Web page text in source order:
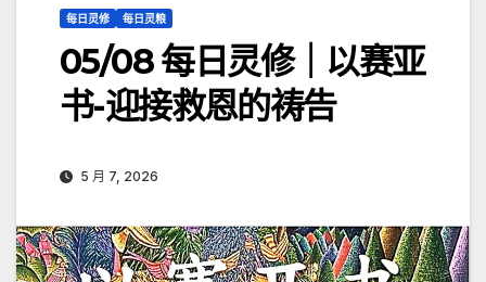
每日灵修 每日灵粮
05/08 每日灵修｜以赛亚
书-迎接救恩的祷告
5 月 7, 2026